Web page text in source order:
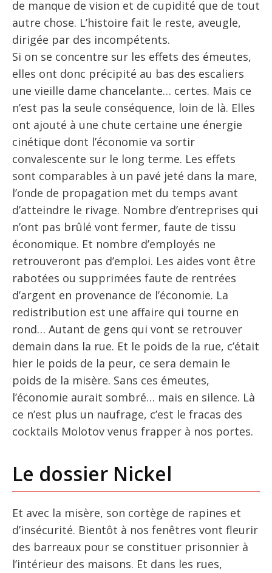
de manque de vision et de cupidité que de tout
autre chose. L’histoire fait le reste, aveugle,
dirigée par des incompétents.
Si on se concentre sur les effets des émeutes,
elles ont donc précipité au bas des escaliers
une vieille dame chancelante… certes. Mais ce
n’est pas la seule conséquence, loin de là. Elles
ont ajouté à une chute certaine une énergie
cinétique dont l’économie va sortir
convalescente sur le long terme. Les effets
sont comparables à un pavé jeté dans la mare,
l’onde de propagation met du temps avant
d’atteindre le rivage. Nombre d’entreprises qui
n’ont pas brûlé vont fermer, faute de tissu
économique. Et nombre d’employés ne
retrouveront pas d’emploi. Les aides vont être
rabotées ou supprimées faute de rentrées
d’argent en provenance de l’économie. La
redistribution est une affaire qui tourne en
rond… Autant de gens qui vont se retrouver
demain dans la rue. Et le poids de la rue, c’était
hier le poids de la peur, ce sera demain le
poids de la misère. Sans ces émeutes,
l’économie aurait sombré… mais en silence. Là
ce n’est plus un naufrage, c’est le fracas des
cocktails Molotov venus frapper à nos portes.
Le dossier Nickel
Et avec la misère, son cortège de rapines et
d’insécurité. Bientôt à nos fenêtres vont fleurir
des barreaux pour se constituer prisonnier à
l’intérieur des maisons. Et dans les rues,